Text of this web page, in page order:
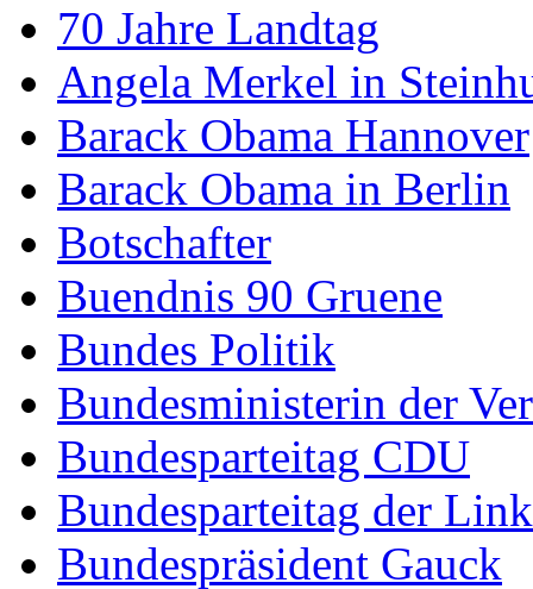
70 Jahre Landtag
Angela Merkel in
Barack Obama Hannover
Barack Obama in Berlin
Botschafter
Buendnis 90 Gruene
Bundes Politik
Bundesministerin der
Bundesparteitag CDU
Bundesparteitag der
Bundespräsident Gauck